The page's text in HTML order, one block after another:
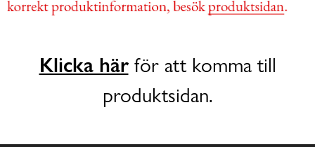
Klicka härför att komma till
produktsidan.